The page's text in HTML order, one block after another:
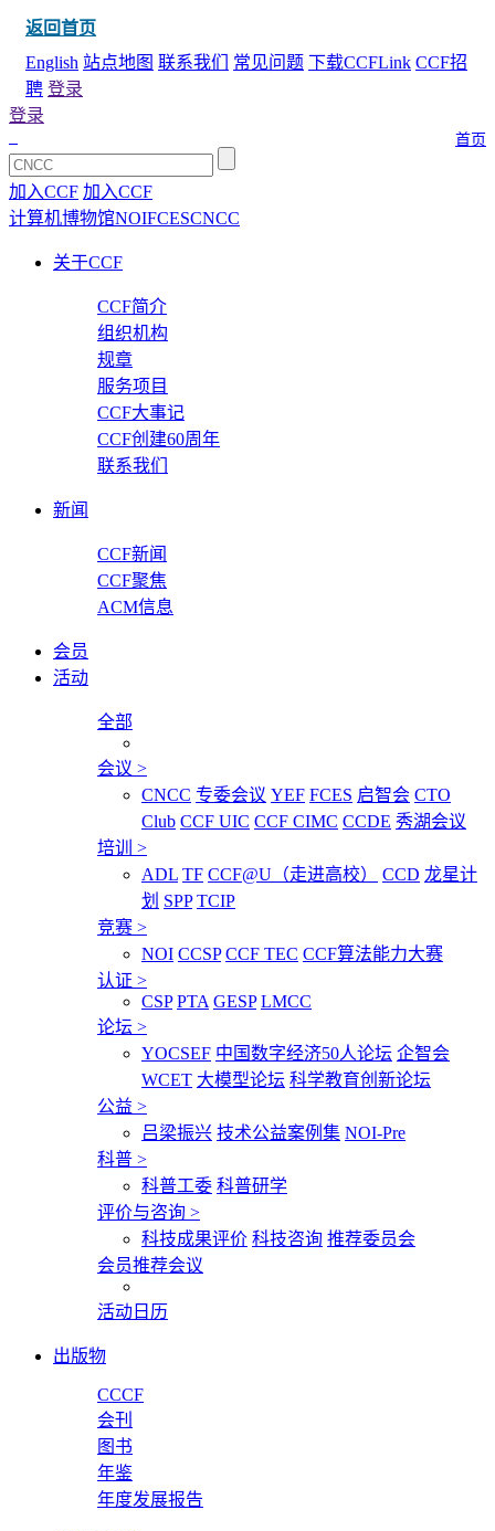
返回首页
English 站点地图 联系我们 常见问题 下载CCFLink CCF招
聘 登录
首页
登录
加入CCF 加入CCF
计算机博物馆NOIFCESCNCC
关于CCF
CCF简介
组织机构
规章
服务项目
CCF大事记
CCF创建60周年
联系我们
新闻
CCF新闻
CCF聚焦
ACM信息
会员
活动
全部
会议 >
CNCC 专委会议 YEF FCES 启智会 CTO
Club CCF UIC CCF CIMC CCDE 秀湖会议
培训 >
ADL TF CCF@U（走进高校） CCD 龙星计
划 SPP TCIP
竞赛 >
NOI CCSP CCF TEC CCF算法能力大赛
认证 >
CSP PTA GESP LMCC
论坛 >
YOCSEF 中国数字经济50人论坛 企智会
WCET 大模型论坛 科学教育创新论坛
公益 >
吕梁振兴 技术公益案例集 NOI-Pre
科普 >
科普工委 科普研学
评价与咨询 >
科技成果评价 科技咨询 推荐委员会
会员推荐会议
活动日历
出版物
CCCF
会刊
图书
年鉴
年度发展报告